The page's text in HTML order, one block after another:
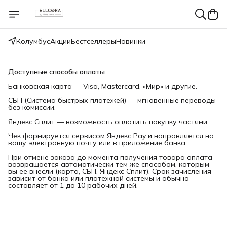
КолумбусАкцииБестселлерыНовинки
Доступные способы оплаты
Банковская карта — Visa, Mastercard, «Мир» и другие.
СБП (Система быстрых платежей) — мгновенные переводы
без комиссии.
Яндекс Сплит — возможность оплатить покупку частями.
Чек формируется сервисом Яндекс Pay и направляется на
вашу электронную почту или в приложение банка.
При отмене заказа до момента получения товара оплата
возвращается автоматически тем же способом, которым
вы её внесли (карта, СБП, Яндекс Сплит). Срок зачисления
зависит от банка или платёжной системы и обычно
составляет от 1 до 10 рабочих дней.